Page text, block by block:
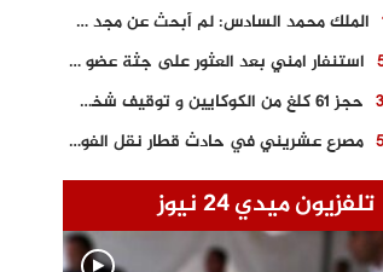
الملك محمد السادس: لم أبحث عن مجد شخصي.. وهَمي كرامة المغاربة
استنفار امني بعد العثور على جثة عضو سابق في حزب المصباح بالقنيطرة..
حجز 61 كلغ من الكوكايين و توقيف شخصين بالكركرات
مصرع عشريني في حادث قطار نقل الفوسفاط..
العثور على سبعينية جثة هامدة بمقر سكناها بمراكش
مصرع شابة ثلاثينية إثر سقوط سيارتها من منحدر خطير بالجرف الأصفر
تلفزيون ميدي 24 نيوز